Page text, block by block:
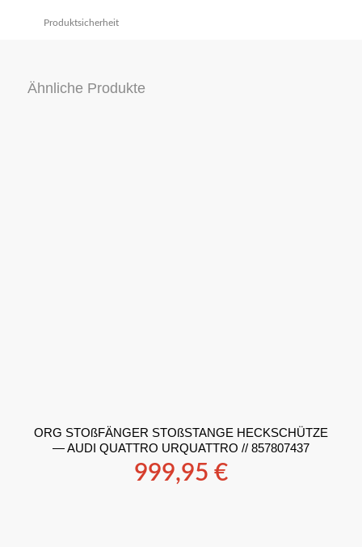
Produktsicherheit
Ähnliche Produkte
ORG STOßFÄNGER STOßSTANGE HECKSCHÜTZE
— AUDI QUATTRO URQUATTRO // 857807437
999,95 €